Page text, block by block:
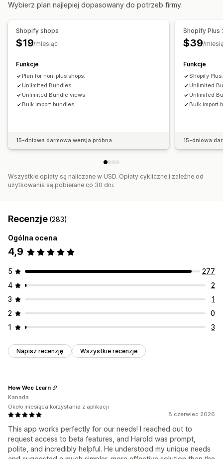
Stałe ceny
Rabaty ilościowe
Ustalanie cen hurtowych
Jednostki SKU Wiele kanałów
Automatyczne przetwarzanie
Wybierz plan najlepiej dopasowany do potrzeb firmy.
Shopify shops
$19/miesiąc
Funkcje
Plan for non-plus shops.
Unlimited Bundles
Unlimited Bundle views
Bulk import bundles
15-dniowa darmowa wersja próbna
Shopify Plus
$39/
Funkcje
Shopify
Unlimited
Unlimited
Bulk import
15-dniowa
Wszystkie opłaty są naliczane w USD. Opłaty cykliczne i zależne od
użytkowania są pobierane co 30 dni.
Recenzje (283)
Ogólna ocena
4,9
5
277
4
2
3
1
2
0
1
3
Napisz recenzję Wszystkie recenzje
8 czerwiec 2026
This app works perfectly for our needs! I reached out to
request access to beta features, and Harold was prompt,
polite, and incredibly helpful. He understood my unique needs
How Wee Learn
Kanada
Około miesiąca korzystania z aplikacji